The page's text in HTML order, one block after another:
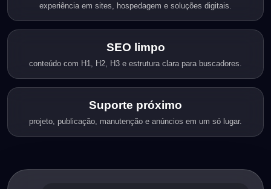
experiência em sites, hospedagem e soluções digitais.
SEO limpo
conteúdo com H1, H2, H3 e estrutura clara para buscadores.
Suporte próximo
projeto, publicação, manutenção e anúncios em um só lugar.